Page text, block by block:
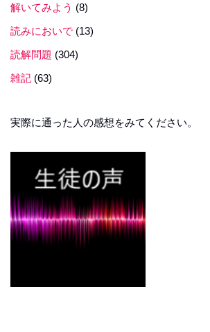
解いてみよう (8)
読みにおいで (13)
読解問題 (304)
雑記 (63)
実際に通った人の感想をみてください。